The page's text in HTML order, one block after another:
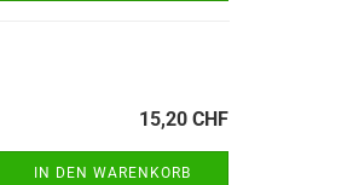
15,20 CHF
IN DEN WARENKORB